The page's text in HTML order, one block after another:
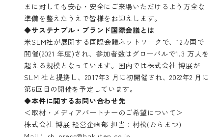
まに対しても安心・安全にご来場いただけるよう万全な
準備を整えたうえで皆様をお迎えします。
◆サステナブル・ブランド国際会議とは
米SLM社が展開する国際会議ネットワークで、12カ国で
開催(2021 年度)され、参加者数はグローバルで1.3 万人を
超える規模となっています。国内では株式会社 博展が
SLM 社と提携し、2017年3 月に初開催され、2022年2 月に
第6回目の開催を予定しています。
◆本件に関するお問い合わせ先
＜取材・メディアパートナーのご希望について＞
株式会社 博展 経営企画部 担当：村松(むらまつ)